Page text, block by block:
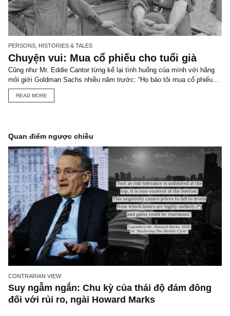
PERSONS, HISTORIES & TALES
Trích đoạn: Ngài Michael Burry buộc
trở thành NĐT giá trị vì không còn lựa
chọn nào khác
Tổng hợp lại từ ấn phẩm XXIII – ấn phẩm về sự cô độc trên con
đường đầu tư giá trị – đã phát hành T6.2019 và ấn phẩm 36 ()
READ MORE
PERSONS, HISTORIES & TALES
Chuyện vui: Mua cổ phiếu cho tuổi già
Cũng như Mr. Eddie Cantor từng kể lại tình huống của mình với
môi giới Goldman Sachs nhiều năm trước: “Họ bảo tôi mua cổ